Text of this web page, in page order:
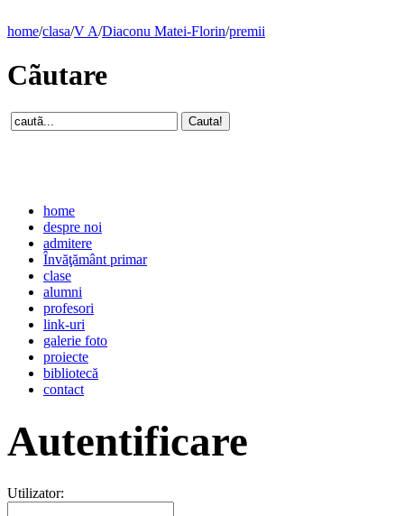
home/clasa/V A/Diaconu Matei-Florin/premii
Cãutare
home
despre noi
admitere
Învăţământ primar
clase
alumni
profesori
link-uri
galerie foto
proiecte
bibliotecă
contact
Autentificare
Utilizator: